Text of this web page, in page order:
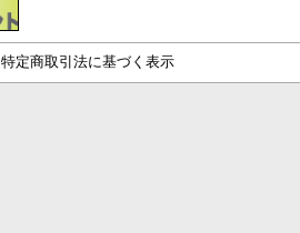
特定商取引法に基づく表示